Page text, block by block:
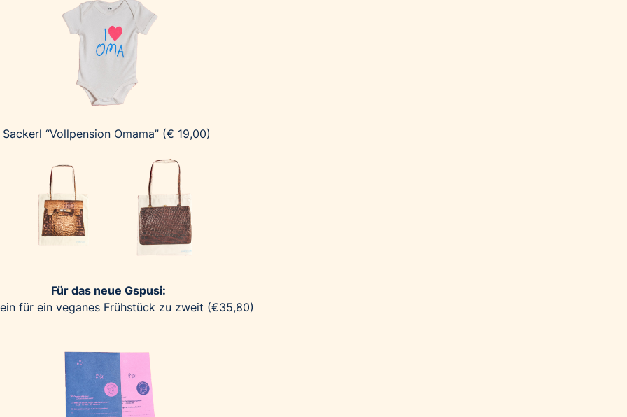
Sackerl “Vollpension Omama” (€ 19,00)
Für das neue Gspusi:
für ein veganes Frühstück zu zweit (€35,80)